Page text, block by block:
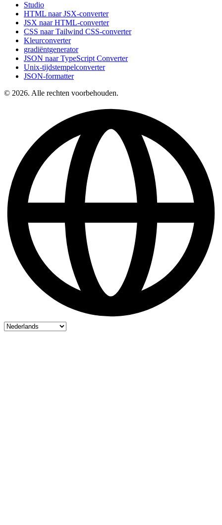
Studio
HTML naar JSX-converter
JSX naar HTML-converter
CSS naar Tailwind CSS-converter
Kleurconverter
gradiëntgenerator
JSON naar TypeScript Converter
Unix-tijdstempelconverter
JSON-formatter
© 2026. Alle rechten voorbehouden.